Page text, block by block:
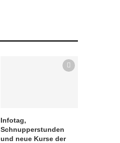
Infotag,
Schnupperstunden
und neue Kurse der